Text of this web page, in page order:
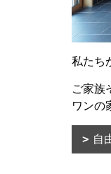
私たち
ご家族
ワンの
自